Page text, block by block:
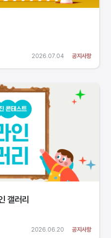
공지사항
2026.07.04
공지사항
2026.06.20
갤러리